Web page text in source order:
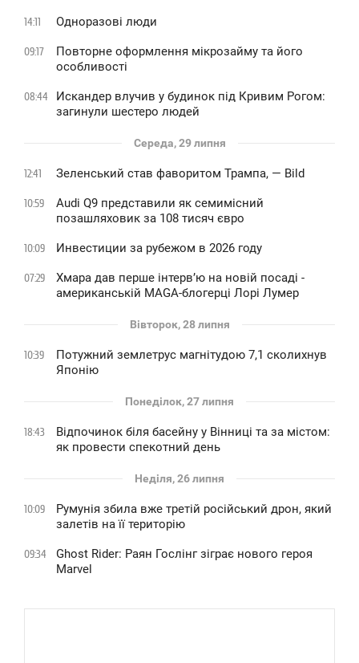
14:11 Одноразові люди
09:17
Повторне оформлення мікрозайму та його
особливості
08:44
Искандер влучив у будинок під Кривим Рогом:
загинули шестеро людей
Середа, 29 липня
12:41 Зеленський став фаворитом Трампа, — Bild
10:59
Audi Q9 представили як семимісний
позашляховик за 108 тисяч євро
10:09 Инвестиции за рубежом в 2026 году
07:29
Хмара дав перше інтервʼю на новій посаді -
американській MAGA-блогерці Лорі Лумер
Вівторок, 28 липня
10:39
Потужний землетрус магнітудою 7,1 сколихнув
Японію
Понеділок, 27 липня
18:43
Відпочинок біля басейну у Вінниці та за містом:
як провести спекотний день
Неділя, 26 липня
10:09
Румунія збила вже третій російський дрон, який
залетів на її територію
09:34
Ghost Rider: Раян Гослінг зіграє нового героя
Marvel